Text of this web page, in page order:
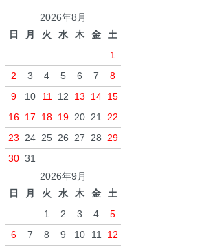
2026年8月
日
月 火 水 木 金
土
1
2
3 4 5 6 7
8
9
10 11 12 13 14 15
16 17 18 19 20 21 22
23 24 25 26 27 28 29
30 31
2026年9月
日
月 火 水 木 金
土
1
2 3 4
5
6
7 8 9 10 11
12